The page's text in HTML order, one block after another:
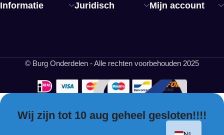
Informatie Juridisch Mijn account
© Burg Onderdelen - Alle rechten voorbehouden 2025
Wij zijn tot 10 aug geheel gesloten!!!!
EN